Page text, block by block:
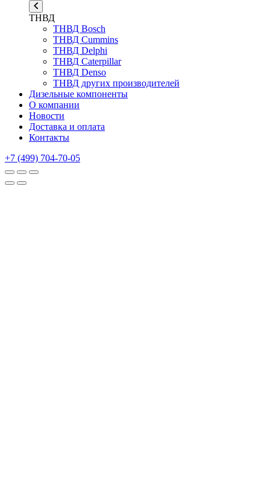
ТНВД
ТНВД Bosch
ТНВД Cummins
ТНВД Delphi
ТНВД Caterpillar
ТНВД Denso
ТНВД других производителей
Дизельные компоненты
О компании
Новости
Доставка и оплата
Контакты
+7 (499) 704-70-05